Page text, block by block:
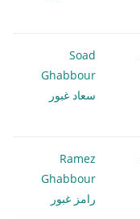
Soad
Ghabbour
سعاد غبور
Ramez
Ghabbour
رامز غبور